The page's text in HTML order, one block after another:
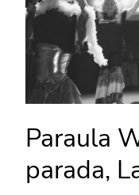
Paraula
parada,